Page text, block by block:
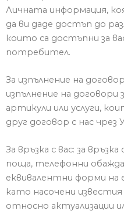
Личната информация,
да ви даде достъп до
които са достъпни за
потребител.
За изпълнение на
изпълнение на договори
артикули или услуги,
друг договор с нас чрез
За връзка с вас: за
поща, телефонни
еквивалентни форми на
като насочени
относно актуализации